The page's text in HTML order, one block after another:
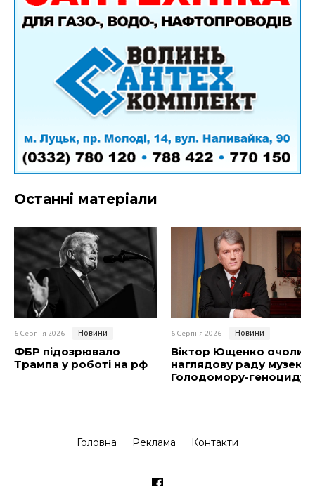
Останні матеріали
6 Серпня 2026 Новини
ФБР підозрювало
Трампа у роботі на рф
6 Серпня 2026 Новини
Віктор Ющенко очолив
наглядову раду музею
Голодомору-геноциду
Головна Реклама Контакти